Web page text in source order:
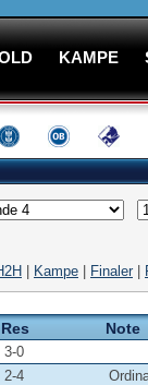
KAMPE
Kampe Finaler
Res Note
3-0
2-4